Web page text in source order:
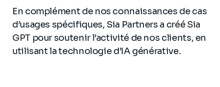
En complément de nos connaissances de cas
d’usages spécifiques, Sia Partners a crééSia
GPTpour soutenir l’activité de nos clients, en
utilisant la technologie d’IA générative.